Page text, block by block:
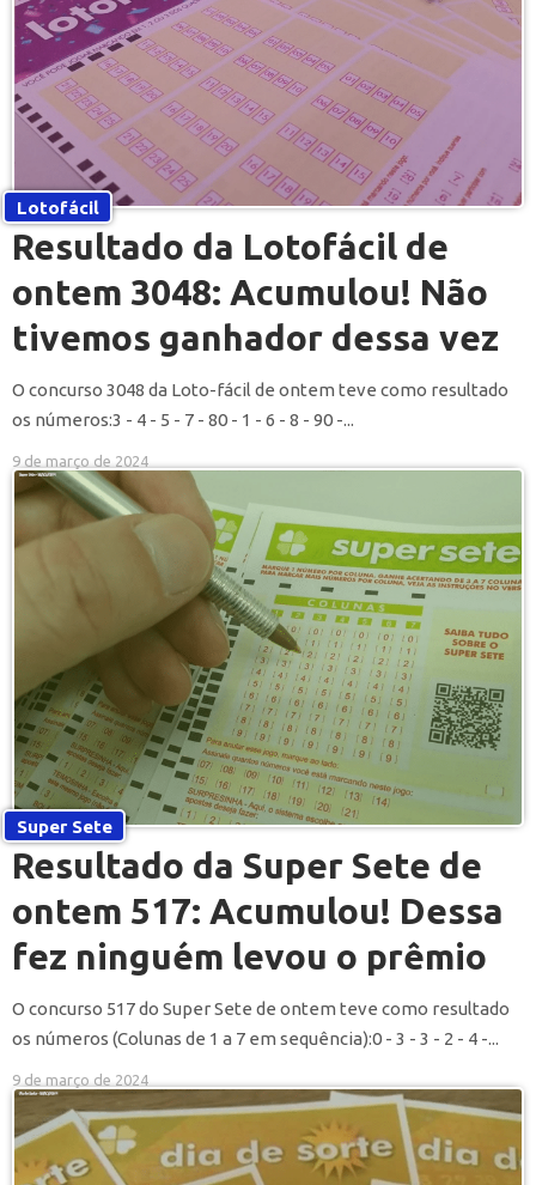
Lotofácil
Resultado da Lotofácil de
ontem 3048: Acumulou! Não
tivemos ganhador dessa vez
O concurso 3048 da Loto-fácil de ontem teve como resultado
os números:3 - 4 - 5 - 7 - 80 - 1 - 6 - 8 - 90 -...
9 de março de 2024
Super Sete
Resultado da Super Sete de
ontem 517: Acumulou! Dessa
fez ninguém levou o prêmio
O concurso 517 do Super Sete de ontem teve como resultado
os números (Colunas de 1 a 7 em sequência):0 - 3 - 3 - 2 - 4 -...
9 de março de 2024